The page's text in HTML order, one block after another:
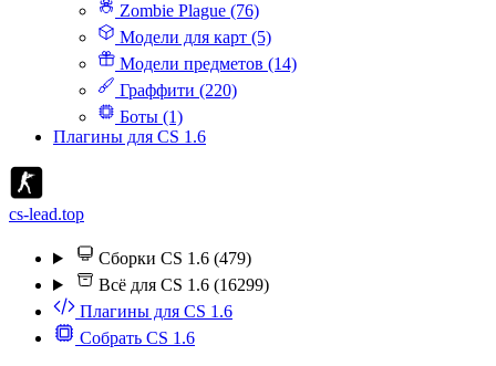
Zombie Plague (76)
Модели для карт (5)
Модели предметов (14)
Граффити (220)
Боты (1)
Плагины для CS 1.6
cs-lead.top
Сборки CS 1.6 (479)
Всё для CS 1.6 (16299)
Плагины для CS 1.6
Собрать CS 1.6